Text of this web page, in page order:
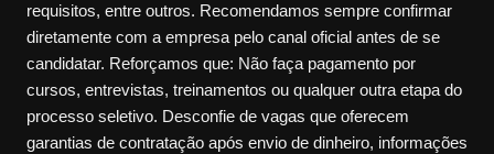
requisitos, entre outros. Recomendamos sempre confirmar
diretamente com a empresa pelo canal oficial antes de se
candidatar. Reforçamos que: Não faça pagamento por
cursos, entrevistas, treinamentos ou qualquer outra etapa do
processo seletivo. Desconfie de vagas que oferecem
garantias de contratação após envio de dinheiro, informações